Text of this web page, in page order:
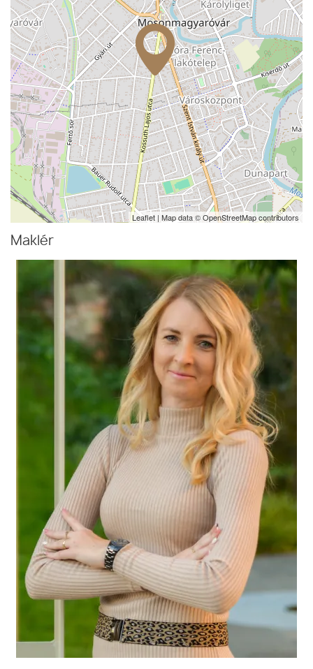
Leaflet | Map data ©OpenStreetMapcontributors
Maklér